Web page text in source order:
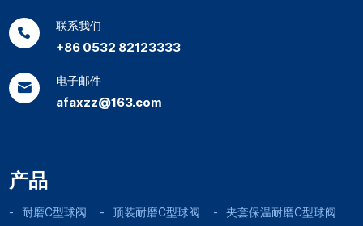
联系我们
+86 0532 82123333
电子邮件
afaxzz@163.com
产品
耐磨C型球阀 顶装耐磨C型球阀 夹套保温耐磨C型球阀